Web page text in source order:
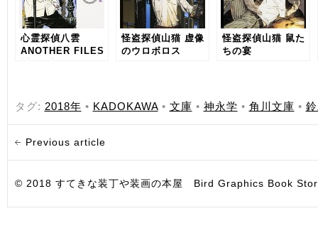
心霊探偵八雲
ANOTHER FILES
怪盗探偵山猫 虚像
のウロボロス
怪盗探偵山猫 鼠た
ちの宴
タグ: 2018年 • KADOKAWA• 文庫 • 神永学 • 角川文庫 •
Previous article
© 2018 すてきな装丁や装画の本屋 Bird Graphics Book